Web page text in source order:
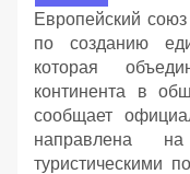
Европейский союз
по созданию
которая
континента в
сообщает
направлена
туристическими